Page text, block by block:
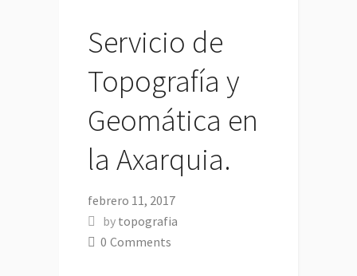
Servicio de
Topografía y
Geomática en
la Axarquia.
febrero 11, 2017
by topografia
0 Comments